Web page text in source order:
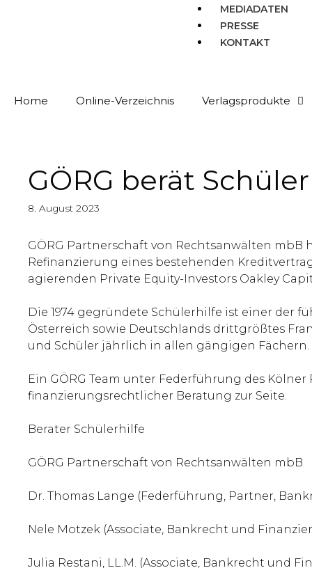
MEDIADATEN
PRESSE
KONTAKT
Home Online-Verzeichnis Verlagsprodukte
GÖRG berät
8. August 2023
GÖRG Partnerschaft von Rechtsanwälten mbB
Refinanzierung eines bestehenden
agierenden Private Equity-Investors Oakley
Die 1974 gegründete Schülerhilfe ist einer der
Österreich sowie Deutschlands drittgrößtes
und Schüler jährlich in allen gängigen Fächern.
Ein GÖRG Team unter Federführung des
finanzierungsrechtlicher Beratung zur Seite.
Berater Schülerhilfe
GÖRG Partnerschaft von Rechtsanwälten mbB
Dr. Thomas Lange (Federführung, Partner,
Nele Motzek (Associate, Bankrecht und
Julia Restani, LL.M. (Associate, Bankrecht und